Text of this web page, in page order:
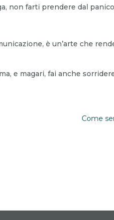
non farti prendere dal
è un’arte che
e magari, fai anche
Come